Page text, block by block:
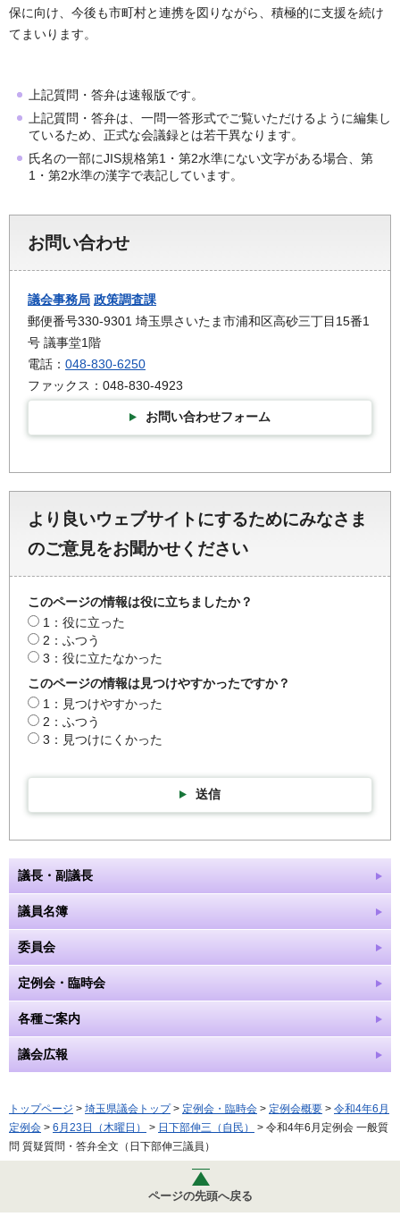
保に向け、今後も市町村と連携を図りながら、積極的に支援を続け
てまいります。
上記質問・答弁は速報版です。
上記質問・答弁は、一問一答形式でご覧いただけるように編集し
ているため、正式な会議録とは若干異なります。
氏名の一部にJIS規格第1・第2水準にない文字がある場合、第
1・第2水準の漢字で表記しています。
お問い合わせ
議会事務局 政策調査課
郵便番号330-9301 埼玉県さいたま市浦和区高砂三丁目15番1
号 議事堂1階
電話： 048-830-6250
ファックス：048-830-4923
お問い合わせフォーム
より良いウェブサイトにするためにみなさま
のご意見をお聞かせください
このページの情報は役に立ちましたか？
1：役に立った
2：ふつう
3：役に立たなかった
このページの情報は見つけやすかったですか？
1：見つけやすかった
2：ふつう
3：見つけにくかった
送信
議長・副議長
議員名簿
委員会
定例会・臨時会
各種ご案内
議会広報
トップページ > 埼玉県議会トップ> 定例会・臨時会 > 定例会概要 > 令和4年6月
定例会 > 6月23日（木曜日） > 日下部伸三（自民）
> 令和4年6月定例会 一般質
問 質疑質問・答弁全文（日下部伸三議員）
ページの先頭へ戻る